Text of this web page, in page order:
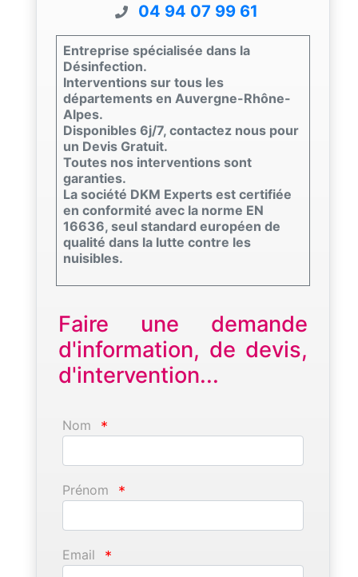
04 94 07 99 61
Entreprise spécialisée dans la
Désinfection.
Interventions sur tous les
départements en Auvergne-Rhône-
Alpes.
Disponibles 6j/7, contactez nous pour
un Devis Gratuit.
Toutes nos interventions sont
garanties.
La société DKM Experts est certifiée
en conformité avec la norme EN
16636, seul standard européen de
qualité dans la lutte contre les
nuisibles.
Faire une demande
d'information, de devis,
d'intervention...
Nom *
Prénom *
Email *